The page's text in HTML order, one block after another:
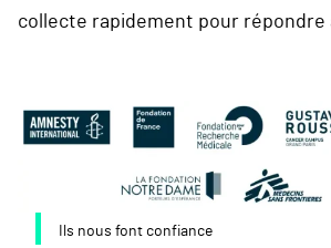
collecte rapidement pour répondre
Ils nous font confiance